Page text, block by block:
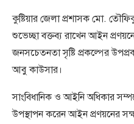
কুষ্টিয়ার জেলা প্রশাসক মো.
শুভেচ্ছা বক্তব্য রাখেন আইন
জনসচেতনতা সৃষ্টি প্রকল্পের
আবু কাউসার।
সাংবিধানিক ও আইনি অধিকার
উপস্থাপন করেন আইন প্রণয়নের